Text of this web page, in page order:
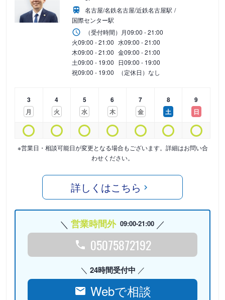
名古屋/名鉄名古屋/近鉄名古屋駅
国際センター駅
（受付時間） 月09:00 - 21:00
火09:00 - 21:00 水09:00 - 21:00
木09:00 - 21:00 金09:00 - 21:00
土09:00 - 19:00 日09:00 - 19:00
祝09:00 - 19:00 （定休日）なし
3
月
4
火
5
水
6
木
7
金
8
土
9
日
※営業日・相談可能日が変更となる場合もございます。詳細はお問い合
わせください。
詳しくはこちら
営業時間外 09:00-21:00
05075872192
24時間受付中
Webで相談